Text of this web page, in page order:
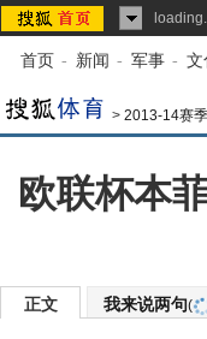
首页 - 新闻 - 军事 - 文
> 2013-14赛
欧联杯本
正文 我来说两句(